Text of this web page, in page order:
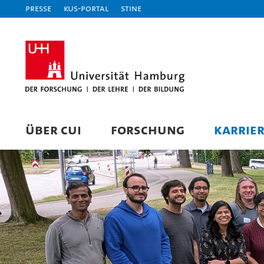
Presse KUS-Portal STiNE
ÜBER CUI FORSCHUNG